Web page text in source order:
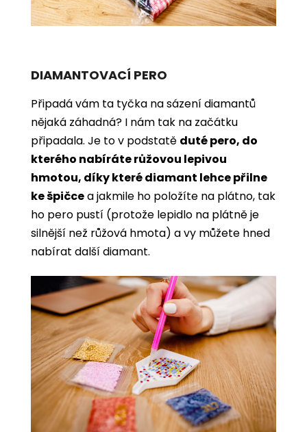
DIAMANTOVACÍ PERO
Připadá vám ta tyčka na sázení diamantů
nějaká záhadná? I nám tak na začátku
připadala. Je to v podstatě duté pero, do
kterého nabíráte růžovou lepivou
hmotou, díky které diamant lehce přilne
ke špičcea jakmile ho položíte na plátno, tak
ho pero pustí (protože lepidlo na plátně je
silnější než růžová hmota) a vy můžete hned
nabírat další diamant.